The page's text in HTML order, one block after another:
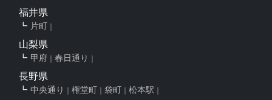
福井県
片町
山梨県
甲府 春日通り
長野県
中央通り 権堂町 袋町 松本駅